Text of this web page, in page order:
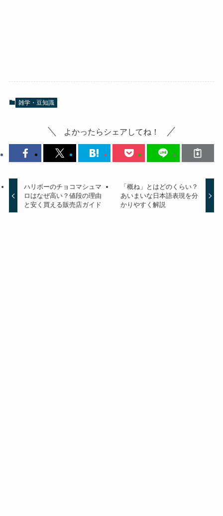
雑学・豆知識
よかったらシェアしてね！
ハリボーのチョコマシュマ
ロはなぜ高い？値段の理由
と安く買える販売店ガイド
「概ね」とはどのくらい？
あいまいな日本語表現を分
かりやすく解説